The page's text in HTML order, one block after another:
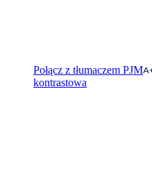
Połącz z tłumaczem PJM
kontrastowa